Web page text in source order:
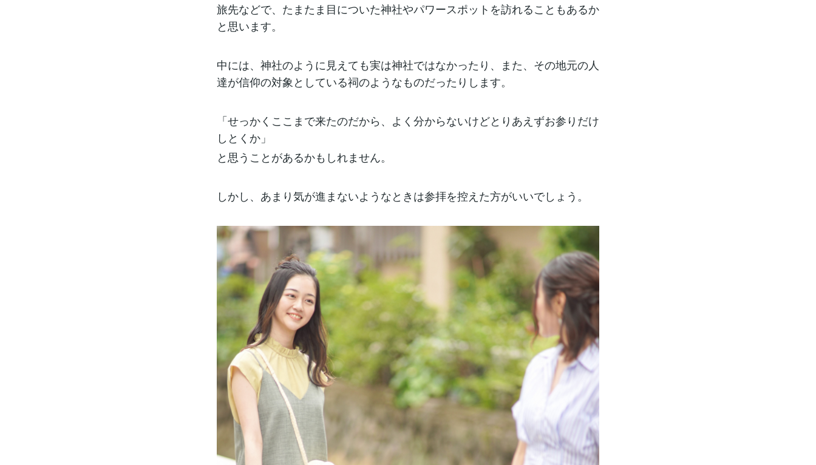
旅先などで、たまたま目についた神社やパワースポットを訪れることもあるか
と思います。
中には、神社のように見えても実は神社ではなかったり、また、その地元の人
達が信仰の対象としている祠のようなものだったりします。
「せっかくここまで来たのだから、よく分からないけどとりあえずお参りだけ
しとくか」
と思うことがあるかもしれません。
しかし、あまり気が進まないようなときは参拝を控えた方がいいでしょう。